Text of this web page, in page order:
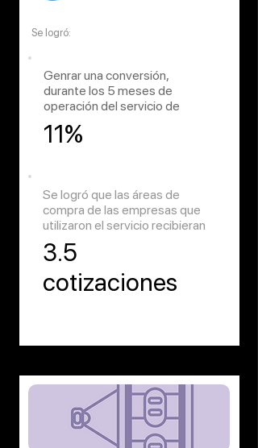
Se logró:
Genrar una conversión,
durante los 5 meses de
operación del servicio de
11%
Se logró que las áreas de
compra de las empresas que
utilizaron el servicio recibieran
3.5
cotizaciones